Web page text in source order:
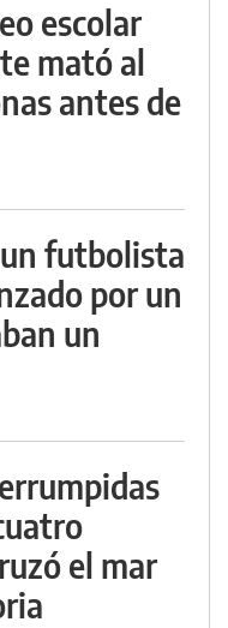
escolar
mató al
antes de
futbolista
por un
un
el mar